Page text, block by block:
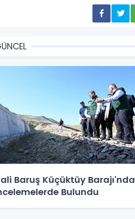
Baruş Küçüktüy Barajı'nda
Bulundu